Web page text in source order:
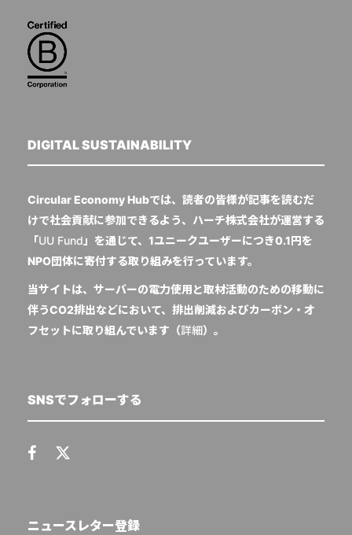
DIGITAL SUSTAINABILITY
Circular Economy Hubでは、読者の皆様が記事を読むだ
けで社会貢献に参加できるよう、ハーチ株式会社が運営する
「UU Fund 」を通じて、1ユニークユーザーにつき0.1円を
NPO団体に寄付する取り組みを行っています。
当サイトは、サーバーの電力使用と取材活動のための移動に
伴うCO2排出などにおいて、排出削減およびカーボン・オ
フセットに取り組んでいます（詳細）。
SNSでフォローする
ニュースレター登録